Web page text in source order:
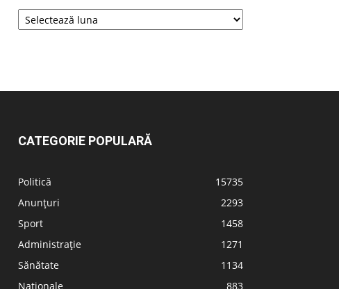
CATEGORIE POPULARĂ
Politică
15735
Anunțuri
2293
Sport
1458
Administrație
1271
Sănătate
1134
Naționale
883